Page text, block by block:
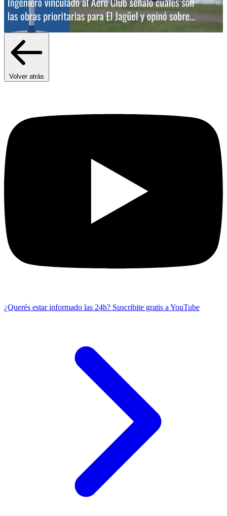
Volver atrás
¿Querés estar informado las 24h? Suscribite gratis a YouTube